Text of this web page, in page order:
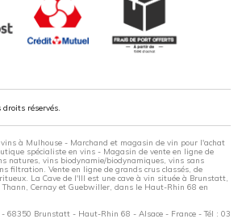
droits réservés.
à Mulhouse - Marchand et magasin de vin pour l'achat
spécialiste en vins - Magasin de vente en ligne de
natures, vins biodynamie/biodynamiques, vins sans
filtration. Vente en ligne de grands crus classés, de
La Cave de l'Ill est une cave à vin située à Brunstatt,
Thann, Cernay et Guebwiller, dans le Haut-Rhin 68 en
68350 Brunstatt - Haut-Rhin 68 - Alsace - France - Tél : 03